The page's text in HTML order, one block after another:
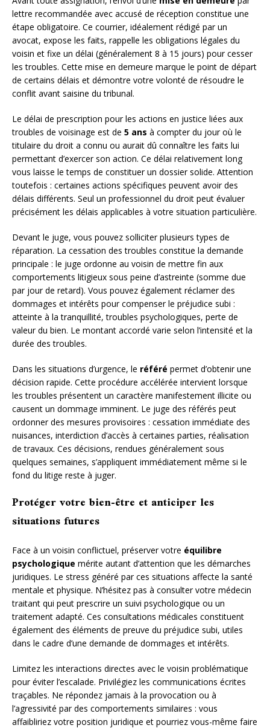
lettre recommandée avec accusé de réception constitue une
étape obligatoire. Ce courrier, idéalement rédigé par un
avocat, expose les faits, rappelle les obligations légales du
voisin et fixe un délai (généralement 8 à 15 jours) pour cesser
les troubles. Cette mise en demeure marque le point de départ
de certains délais et démontre votre volonté de résoudre le
conflit avant saisine du tribunal.
Le délai de prescription pour les actions en justice liées aux
troubles de voisinage est de 5 ans à compter du jour où le
titulaire du droit a connu ou aurait dû connaître les faits lui
permettant d’exercer son action. Ce délai relativement long
vous laisse le temps de constituer un dossier solide. Attention
toutefois : certaines actions spécifiques peuvent avoir des
délais différents. Seul un professionnel du droit peut évaluer
précisément les délais applicables à votre situation particulière.
Devant le juge, vous pouvez solliciter plusieurs types de
réparation. La cessation des troubles constitue la demande
principale : le juge ordonne au voisin de mettre fin aux
comportements litigieux sous peine d’astreinte (somme due
par jour de retard). Vous pouvez également réclamer des
dommages et intérêts pour compenser le préjudice subi :
atteinte à la tranquillité, troubles psychologiques, perte de
valeur du bien. Le montant accordé varie selon l’intensité et la
durée des troubles.
Dans les situations d’urgence, le référé permet d’obtenir une
décision rapide. Cette procédure accélérée intervient lorsque
les troubles présentent un caractère manifestement illicite ou
causent un dommage imminent. Le juge des référés peut
ordonner des mesures provisoires : cessation immédiate des
nuisances, interdiction d’accès à certaines parties, réalisation
de travaux. Ces décisions, rendues généralement sous
quelques semaines, s’appliquent immédiatement même si le
fond du litige reste à juger.
Protéger votre bien-être et anticiper les
situations futures
Face à un voisin conflictuel, préserver votre équilibre
psychologique mérite autant d’attention que les démarches
juridiques. Le stress généré par ces situations affecte la santé
mentale et physique. N’hésitez pas à consulter votre médecin
traitant qui peut prescrire un suivi psychologique ou un
traitement adapté. Ces consultations médicales constituent
également des éléments de preuve du préjudice subi, utiles
dans le cadre d’une demande de dommages et intérêts.
Limitez les interactions directes avec le voisin problématique
pour éviter l’escalade. Privilégiez les communications écrites
traçables. Ne répondez jamais à la provocation ou à
l’agressivité par des comportements similaires : vous
affaibliriez votre position juridique et pourriez vous-même faire